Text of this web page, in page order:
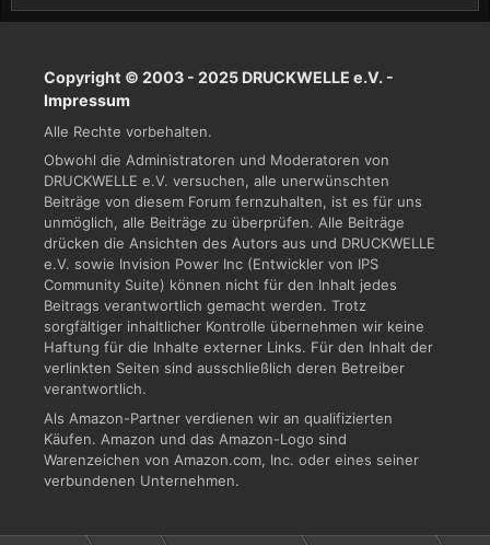
Copyright © 2003 - 2025 DRUCKWELLE e.V. -
Impressum
Alle Rechte vorbehalten.
Obwohl die Administratoren und Moderatoren von
DRUCKWELLE e.V. versuchen, alle unerwünschten
Beiträge von diesem Forum fernzuhalten, ist es für uns
unmöglich, alle Beiträge zu überprüfen. Alle Beiträge
drücken die Ansichten des Autors aus und DRUCKWELLE
e.V. sowie Invision Power Inc (Entwickler von IPS
Community Suite) können nicht für den Inhalt jedes
Beitrags verantwortlich gemacht werden. Trotz
sorgfältiger inhaltlicher Kontrolle übernehmen wir keine
Haftung für die Inhalte externer Links. Für den Inhalt der
verlinkten Seiten sind ausschließlich deren Betreiber
verantwortlich.
Als Amazon-Partner verdienen wir an qualifizierten
Käufen. Amazon und das Amazon-Logo sind
Warenzeichen von Amazon.com, Inc. oder eines seiner
verbundenen Unternehmen.